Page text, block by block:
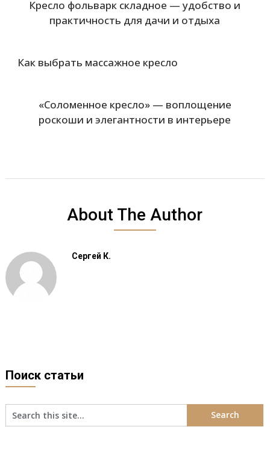
Кресло фольварк складное — удобство и
практичность для дачи и отдыха
Как выбрать массажное кресло
«Соломенное кресло» — воплощение
роскоши и элегантности в интерьере
About The Author
Сергей К.
Поиск статьи